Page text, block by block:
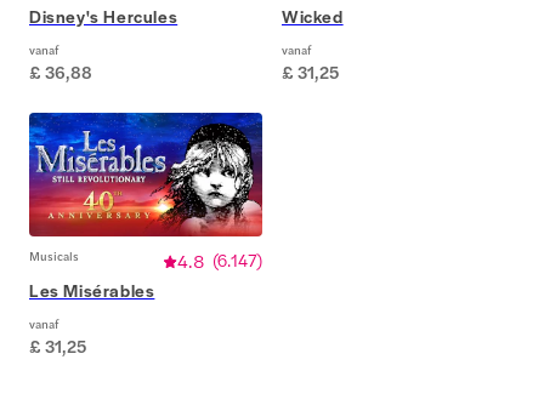
Disney's Hercules
vanaf
£ 36,88
Wicked
vanaf
£ 31,25
Musicals 4.8 (6.147)
Les Misérables
vanaf
£ 31,25